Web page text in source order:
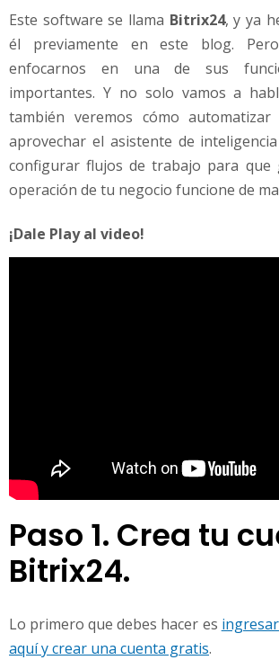
e
m
e
s
a
Este software se llama Bitrix24, y ya
él previamente en este blog.
enfocarnos en una de sus
importantes. Y no solo vamos a
también veremos cómo automatizar
aprovechar el asistente de
configurar flujos de trabajo para que
operación de tu negocio funcione de
¡Dale Play al video!
Paso 1. Crea tu
Bitrix24.
Lo primero que debes hacer es
aquí y crear una cuenta gratis.